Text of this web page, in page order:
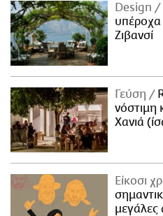
Design
υπέροχα
Ζιβανσί
Γεύση
νόστιμη
Χανιά
Είκοσι
μεγάλες